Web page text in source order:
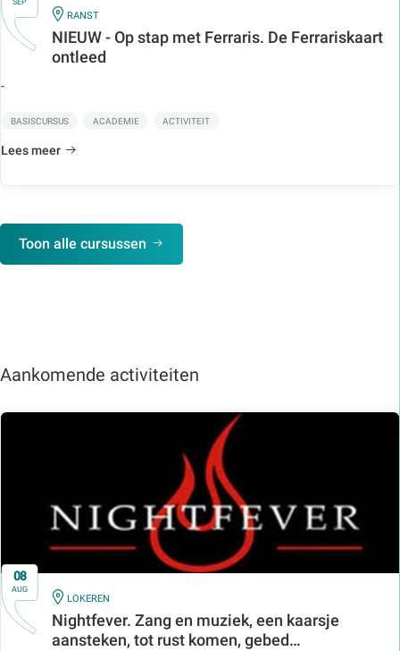
IN
RANST
NIEUW - Op stap met Ferraris. De Ferrariskaart
ontleed
-
BASISCURSUS ACADEMIE ACTIVITEIT
Lees meer
Toon alle cursussen
Aankomende activiteiten
08
AUG
IN
LOKEREN
Nightfever. Zang en muziek, een kaarsje
aansteken, tot rust komen, gebed…